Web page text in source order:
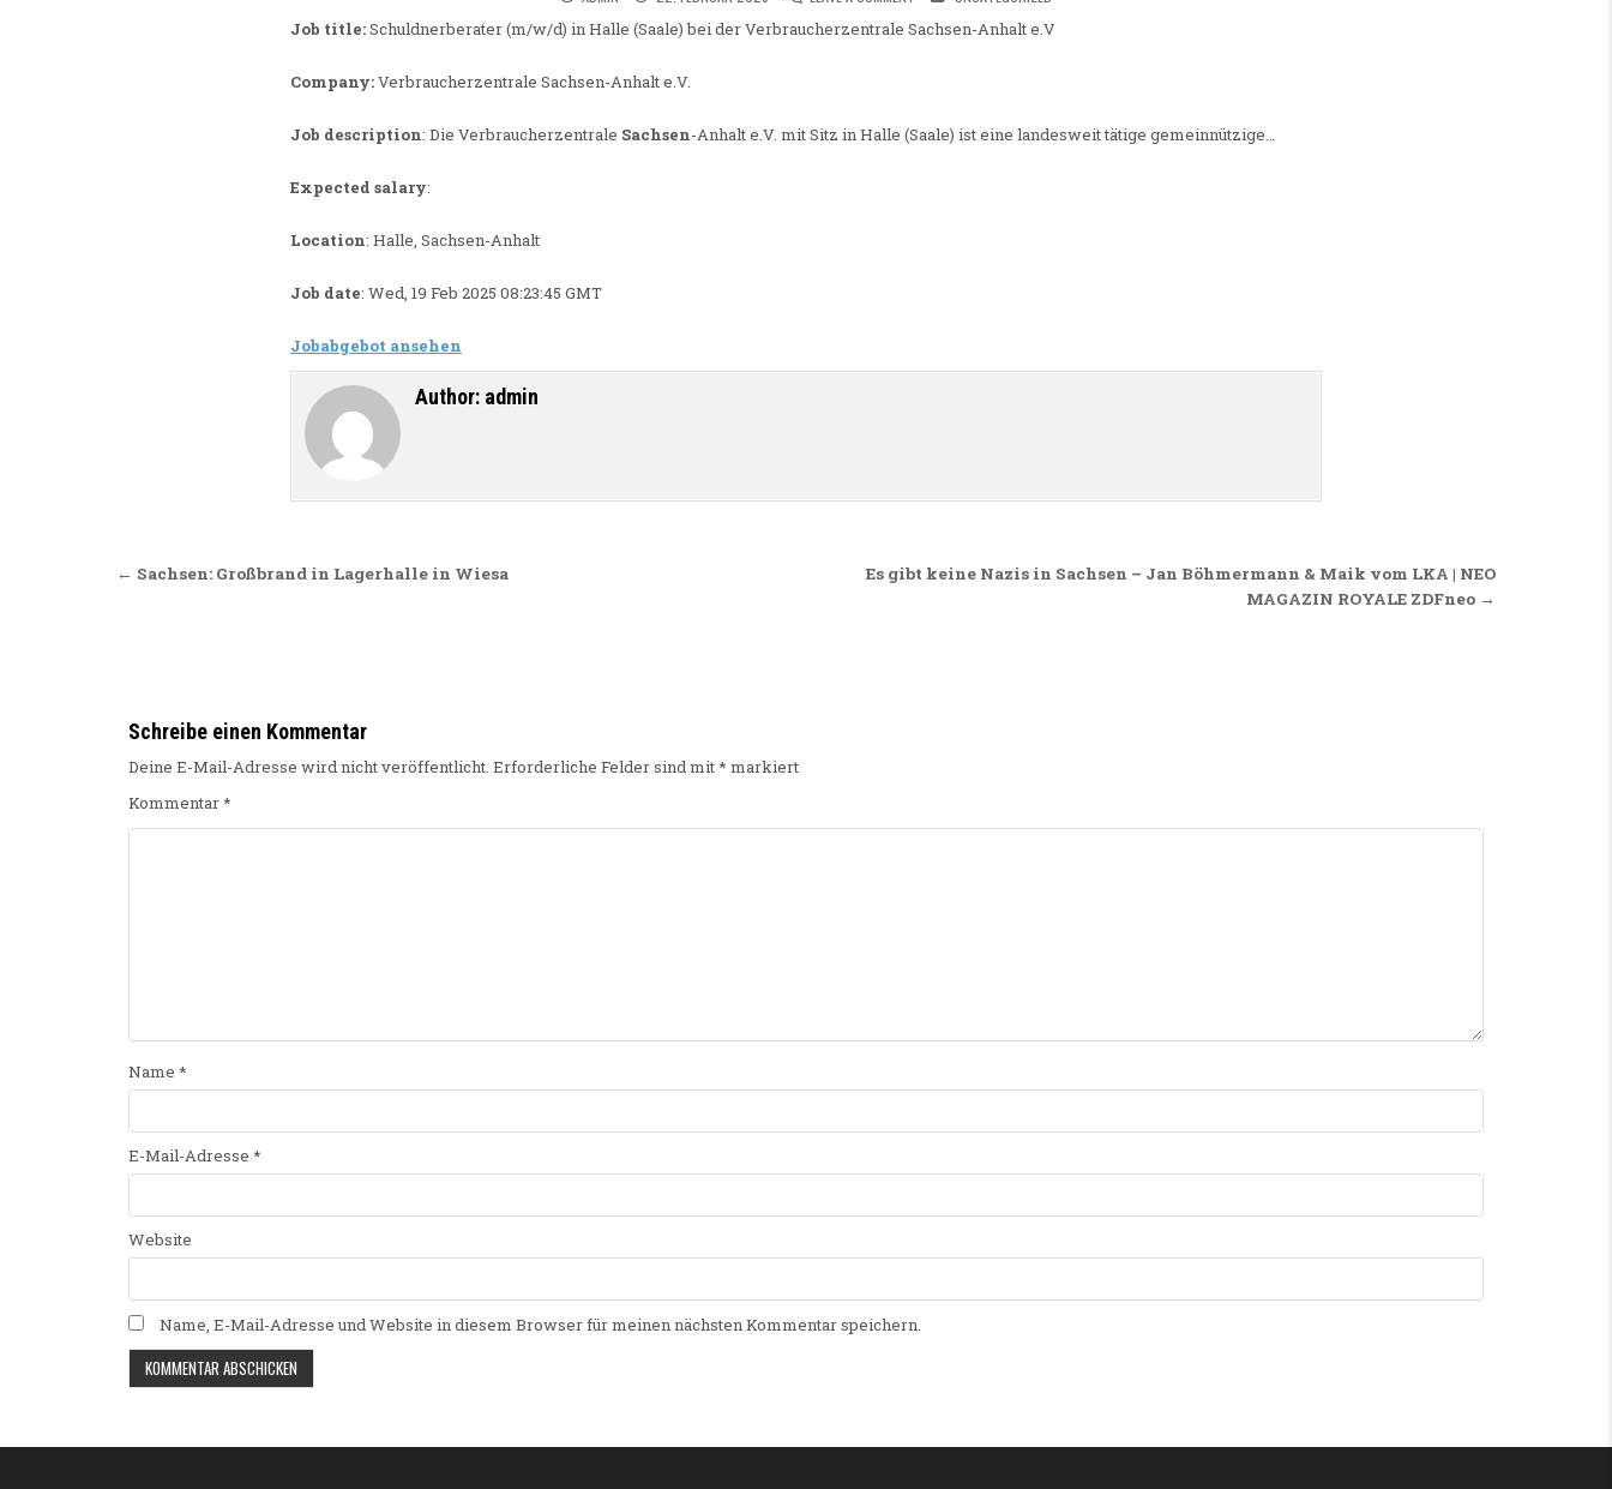
Job title:Schuldnerberater (m/w/d) in Halle (Saale) bei der Verbraucherzentrale Sachsen-Anhalt e.V
Company:Verbraucherzentrale Sachsen-Anhalt e.V.
Job description: Die Verbraucherzentrale Sachsen-Anhalt e.V. mit Sitz in Halle (Saale) ist eine landesweit tätige gemeinnützige…
Expected salary:
Location: Halle, Sachsen-Anhalt
Job date: Wed, 19 Feb 2025 08:23:45 GMT
Jobabgebot ansehen
Author: admin
Beitragsnavigation
Es gibt keine Nazis in Sachsen – Jan Böhmermann & Maik vom LKA | NEO
MAGAZIN ROYALE ZDFneo →
← Sachsen: Großbrand in Lagerhalle in Wiesa
Schreibe einen Kommentar
Deine E-Mail-Adresse wird nicht veröffentlicht. Erforderliche Felder sind mit* markiert
Kommentar*
Name *
E-Mail-Adresse *
Website
Name, E-Mail-Adresse und Website in diesem Browser für meinen nächsten Kommentar speichern.